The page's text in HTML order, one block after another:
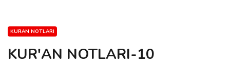
KURAN NOTLARI
KUR'AN NOTLARI-10